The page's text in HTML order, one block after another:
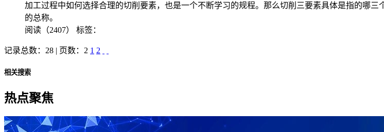
加工过程中如何选择合理的切削要素，也是一个不断学习的规程。那么切削三要素具体是指的哪
的总称。
阅读（2407） 标签：
记录总数：28 | 页数：2 1 2
相关搜索
热点聚焦